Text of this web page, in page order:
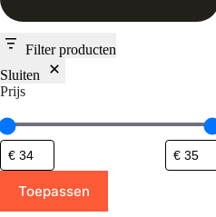
Filter producten
Sluiten
Prijs
Toepassen